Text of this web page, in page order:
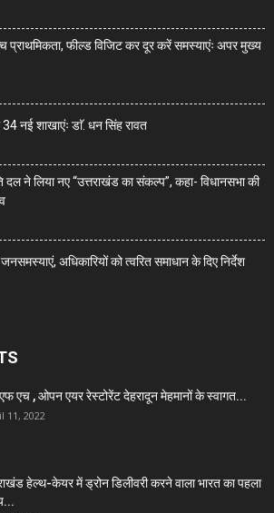
प्राथमिकता, फील्ड विजिट कर दूर करें समस्याएंः अपर मुख्य
नई शाखाएंः डाॅ. धन सिंह रावत
दल ने लिया नए “उत्तराखंड का संकल्प”, कहा- विधानसभा की
अधिकारियों को त्वरित समाधान के दिए निर्देश
एच , ओपन एयर रेस्टोरेंट देहरादून मेहमानों के स्वागत...
11, 2022
हेल्थ-केयर में ड्रोन डिलीवरी करने वाला भारत का पहला